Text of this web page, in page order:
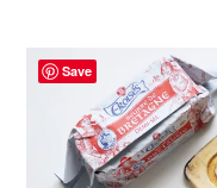
Save